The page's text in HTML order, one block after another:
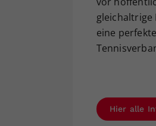
gleichaltrige
eine
Hier alle